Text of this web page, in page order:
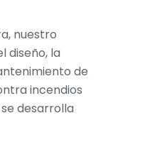
nuestro
diseño, la
de
incendios
desarrolla